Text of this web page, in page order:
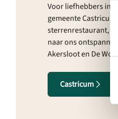
Voor liefhebbers in
gemeente
sterrenrestaurant,
naar ons
Akersloot en De
Castricum